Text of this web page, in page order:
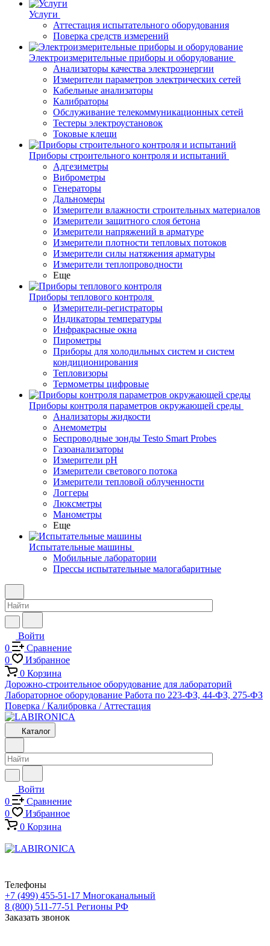
Услуги
Аттестация испытательного оборудования
Поверка средств измерений
Электроизмерительные приборы и оборудование
Анализаторы качества электроэнергии
Измерители параметров электрических сетей
Кабельные анализаторы
Калибраторы
Обслуживание телекоммуникационных сетей
Тестеры электроустановок
Токовые клещи
Приборы строительного контроля и испытаний
Адгезиметры
Виброметры
Генераторы
Дальномеры
Измерители влажности строительных материалов
Измерители защитного слоя бетона
Измерители напряжений в арматуре
Измерители плотности тепловых потоков
Измерители силы натяжения арматуры
Измерители теплопроводности
Еще
Приборы теплового контроля
Измерители-регистраторы
Индикаторы температуры
Инфракрасные окна
Пирометры
Приборы для холодильных систем и систем
кондиционирования
Тепловизоры
Термометры цифровые
Приборы контроля параметров окружающей среды
Анализаторы жидкости
Анемометры
Беспроводные зонды Testo Smart Probes
Газоанализаторы
Измерители pH
Измерители светового потока
Измерители тепловой облученности
Логгеры
Люксметры
Манометры
Еще
Испытательные машины
Мобильные лаборатории
Прессы испытательные малогабаритные
Войти
0
Сравнение
0
Избранное
0 Корзина
Дорожно-строительное оборудование для лабораторий
Лабораторное оборудование Работа по 223-ФЗ, 44-ФЗ, 275-ФЗ
Поверка / Калибровка / Аттестация
Каталог
Войти
0
Сравнение
0
Избранное
0 Корзина
Телефоны
+7 (499) 455-51-17 Многоканальный
8 (800) 511-77-51 Регионы РФ
Заказать звонок